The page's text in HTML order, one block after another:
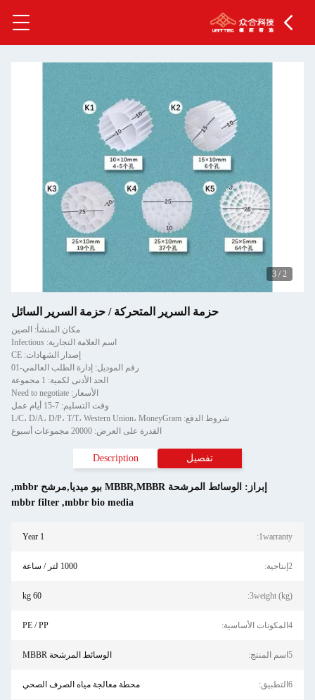
2
/
3
حزمة السرير المتحركة / حزمة السرير السائل
مكان المنشأ: الصين
اسم العلامة التجارية: Infectious
إصدار الشهادات: CE
رقم الموديل: إدارة الطلب العالمي-01
الحد الأدنى لكمية: 1 مجموعة
الأسعار: Need to negotiate
وقت التسليم: 7-15 أيام عمل
شروط الدفع: L/C، D/A، D/P، T/T، Western Union، MoneyGram
القدرة على العرض: 20000 مجموعات أسبوع
تفصيل Description
إبراز: الوسائط المرشحة MBBR,MBBR بيو ميديا,مرشح mbbr
,
mbbr bio media
,
mbbr filter
1warranty:
1 Year
2إنتاجية: 1000 لتر / ساعة
3weight (kg):
60 kg
4المكونات الأساسية: PE / PP
5اسم المنتج: الوسائط المرشحة MBBR
6التطبيق: محطة معالجة مياه الصرف الصحي